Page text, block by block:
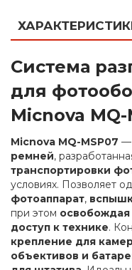
Система
для
Micnova MQ-
Micnova MQ-MSP07 —
ремней,
транспортировки
условиях. Позволяет
фотоаппарат,
при этом освобождая
доступ к технике.
крепление для
объективов и